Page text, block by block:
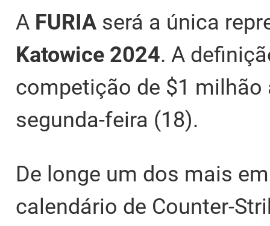
A FURIA será a única
Katowice 2024. A
competição de $1
segunda-feira (18).
De longe um dos mais
calendário de Counter-